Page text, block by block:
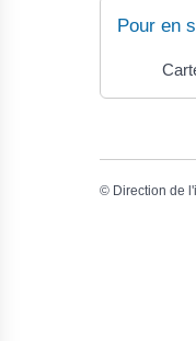
Pour en
© Direction de